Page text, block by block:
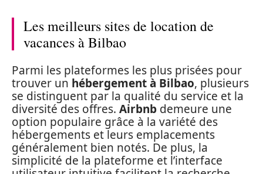
Les meilleurs sites de location de
vacances à Bilbao
Parmi les plateformes les plus prisées pour
trouver un hébergement à Bilbao, plusieurs
se distinguent par la qualité du service et la
diversité des offres. Airbnb demeure une
option populaire grâce à la variété des
hébergements et leurs emplacements
généralement bien notés. De plus, la
simplicité de la plateforme et l’interface